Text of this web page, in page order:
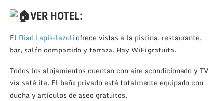
VER HOTEL:
El Riad Lapis-lazuli ofrece vistas a la piscina, restaurante,
bar, salón compartido y terraza. Hay WiFi gratuita.
Todos los alojamientos cuentan con aire acondicionado y TV
vía satélite. El baño privado está totalmente equipado con
ducha y artículos de aseo gratuitos.